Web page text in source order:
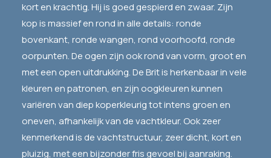
kort en krachtig. Hij is goed gespierd en zwaar. Zijn
kop is massief en rond in alle details: ronde
bovenkant, ronde wangen, rond voorhoofd, ronde
oorpunten. De ogen zijn ook rond van vorm, groot en
met een open uitdrukking. De Brit is herkenbaar in vele
kleuren en patronen, en zijn oogkleuren kunnen
variëren van diep koperkleurig tot intens groen en
oneven, afhankelijk van de vachtkleur. Ook zeer
kenmerkend is de vachtstructuur, zeer dicht, kort en
pluizig, met een bijzonder fris gevoel bij aanraking.